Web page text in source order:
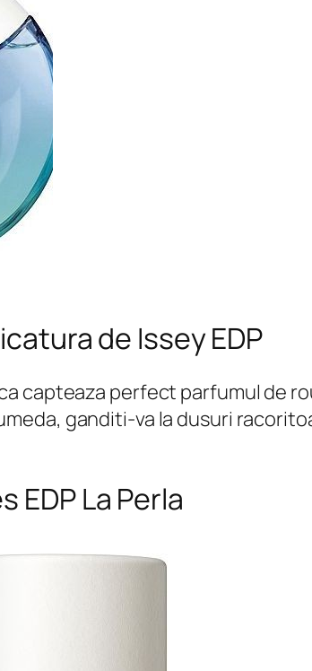
de Issey EDP
capteaza perfect parfumul de
ganditi-va la dusuri
EDP La Perla